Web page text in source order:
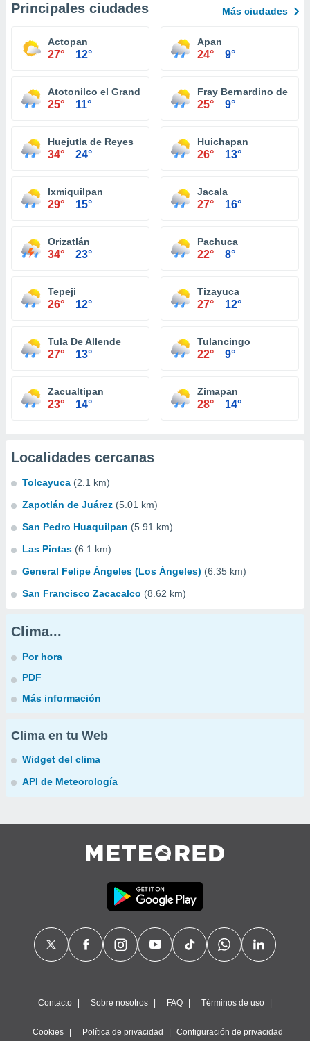
Principales ciudades Más ciudades
Actopan
27° 12°
Apan
24° 9°
Atotonilco el Grande
25° 11°
Fray Bernardino de
25° 9°
Huejutla de Reyes
34° 24°
Huichapan
26° 13°
Ixmiquilpan
29° 15°
Jacala
27° 16°
Orizatlán
34° 23°
Pachuca
22° 8°
Tepeji
26° 12°
Tizayuca
27° 12°
Tula De Allende
27° 13°
Tulancingo
22° 9°
Zacualtipan
23° 14°
Zimapan
28° 14°
Localidades cercanas
Tolcayuca (2.1 km)
Zapotlán de Juárez (5.01 km)
San Pedro Huaquilpan (5.91 km)
Las Pintas (6.1 km)
General Felipe Ángeles (Los Ángeles) (6.35 km)
San Francisco Zacacalco (8.62 km)
Clima...
Por hora
PDF
Más información
Clima en tu Web
Widget del clima
API de Meteorología
Contacto Sobre nosotros FAQ Términos de uso
Cookies Política de privacidad Configuración de privacidad